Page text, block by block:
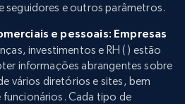
seguidores e outros parâmetros.
e pessoais: Empresas
investimentos e RH ( ) estão
informações abrangentes sobre
vários diretórios e sites, bem
Cada tipo de